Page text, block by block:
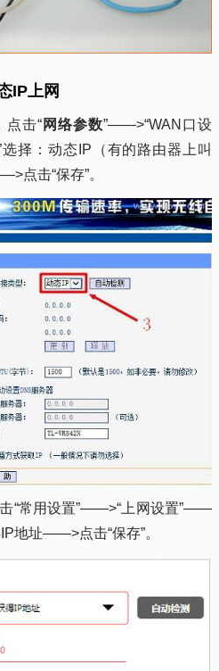
IP上网
点击“ 网络参数”——>“WAN口设
选择：动态IP（有的路由器上叫
点击“保存”。
“常用设置”——>“上网设置”——
地址——>点击“保存”。